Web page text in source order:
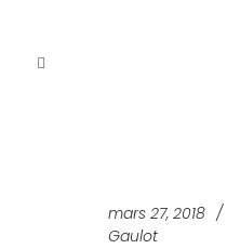
mars 27, 2018
Gaulot